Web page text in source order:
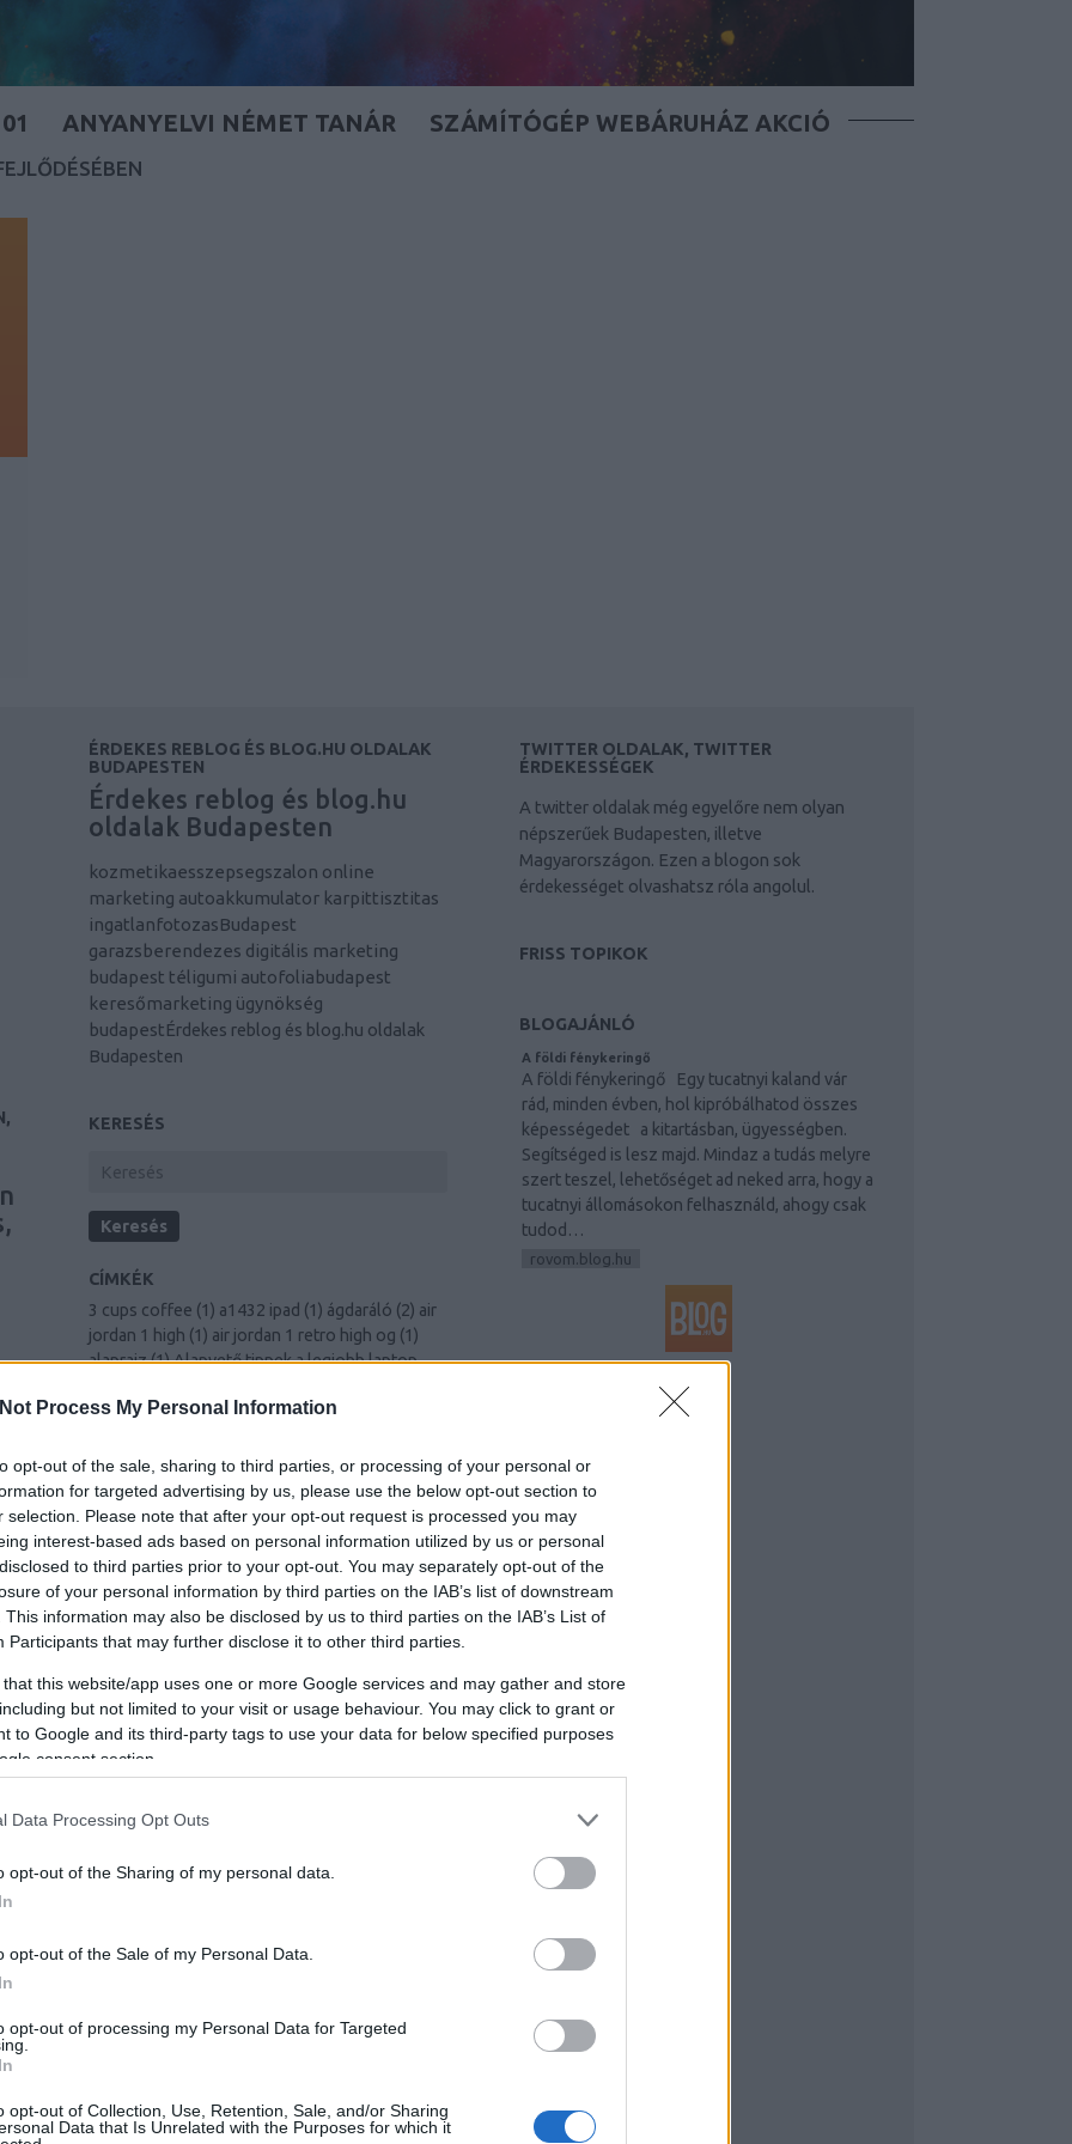
Process My Personal Information
opt-out of the sale, sharing to third parties, or processing of your personal or
for targeted advertising by us, please use the below opt-out section to
selection. Please note that after your opt-out request is processed you may
interest-based ads based on personal information utilized by us or personal
to third parties prior to your opt-out. You may separately opt-out of the
of your personal information by third parties on the IAB’s list of downstream
This information may also be disclosed by us to third parties on the IAB’s List of
Participants that may further disclose it to other third parties.
that this website/app uses one or more Google services and may gather and store
but not limited to your visit or usage behaviour. You may click to grant or
to Google and its third-party tags to use your data for below specified purposes
consent section.
Data Processing Opt Outs
opt-out of the Sharing of my personal data.
opt-out of the Sale of my Personal Data.
opt-out of processing my Personal Data for Targeted
opt-out of Collection, Use, Retention, Sale, and/or Sharing
Data that Is Unrelated with the Purposes for which it
ANYANYELVI NÉMET TANÁR SZÁMÍTÓGÉP WEBÁRUHÁZ AKCIÓ
ÉRDEKES REBLOG ÉS BLOG.HU OLDALAK
BUDAPESTEN
Érdekes reblog és blog.hu
oldalak Budapesten
kozmetikaesszepsegszalon online
marketing autoakkumulator karpittisztitas
ingatlanfotozasBudapest
garazsberendezes digitális marketing
budapest téligumi autofoliabudapest
keresőmarketing ügynökség
budapestÉrdekes reblog és blog.hu oldalak
Budapesten
KERESÉS
CÍMKÉK
3 cups coffee (1) a1432 ipad (1) ágdaráló (2) air
jordan 1 high (1) air jordan 1 retro high og (1)
alaprajz(1)Alapvető tippek a legjobb laptop
készpénzért(1)amazing sites(1)
(1)antracit(1)An In-Depth Look To Hiring The
Right Carpet Cleaning Business(1) árak (1)
arany karkötő férfi(1) Artikel Marketing-Tricks
( 1)Auf einfache Weise Ihr Selbstvertrauen
aufbauen(1) Außergewöhnliche Beratung bei
jedem Heimwerkerprojekt (1) autóalkatrész
twitter(1) autókölcsönzés(1 )autó vásárlás (1)
Az internetes marketing nagyszerű! Használja
érdekében! (1)Az önbizalom építése egyszerű
módon(1)Az online vásárlás kezelésének
kitalálása(1)A Bestbyte cikk marketing tippjei
(1)A cikk marketingje és számos előnye az Ön
sikeres internetes marketing kulcsa
az online pénzmegtakarításhoz
használata – útmutató kezdőknek
Tricks From The Top Pros(1)
bitcoin knots(1) bitcoin wallet windows(1)
vállalkozását online ezekkel az internetes
marketing tippekkel (1) Buy Beautiful Jewelry
TWITTER OLDALAK, TWITTER
ÉRDEKESSÉGEK
A twitter oldalak még egyelőre nem olyan
népszerűek Budapesten, illetve
Magyarországon. Ezen a blogon sok
érdekességet olvashatsz róla angolul.
FRISS TOPIKOK
BLOGAJÁNLÓ
A földi fénykeringő
A földi fénykeringő Egy tucatnyi kaland vár
rád, minden évben, hol kipróbálhatod összes
képességedet a kitartásban, ügyességben.
Segítséged is lesz majd. Mindaz a tudás melyre
szert teszel, lehetőséget ad neked arra, hogy a
tucatnyi állomásokon felhasználd, ahogy csak
tudod…
rovom.blog.hu